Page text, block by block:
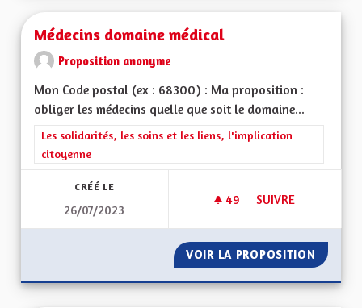
Médecins domaine médical
Proposition anonyme
Mon Code postal (ex : 68300) : Ma proposition :
obliger les médecins quelle que soit le domaine...
Filtrer les résultats de la catégorie : Les solidarités, les soins
Les solidarités, les soins et les liens, l'implication
citoyenne
CRÉÉ LE
26/07/2023
49 49 ABONNÉS
SUIVRE
VOIR LA PROPOSITION